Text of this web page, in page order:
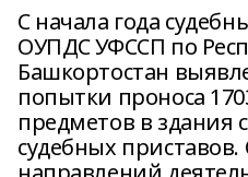
С начала года
ОУПДС УФССП по
Башкортостан
попытки проноса
предметов в здания
судебных